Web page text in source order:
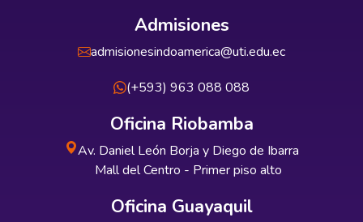
Admisiones
admisionesindoamerica@uti.edu.ec
(+593) 963 088 088
Oficina Riobamba
Av. Daniel León Borja y Diego de Ibarra
Mall del Centro - Primer piso alto
Oficina Guayaquil